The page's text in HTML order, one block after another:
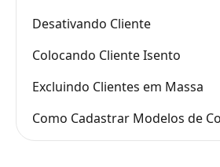
Desativando Cliente
Colocando Cliente Isento
Excluindo Clientes em Massa
Como Cadastrar Modelos de